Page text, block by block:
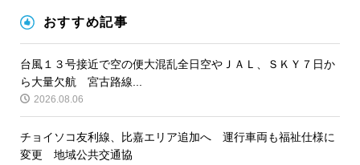
おすすめ記事
台風１３号接近で空の便大混乱全日空やＪＡＬ、ＳＫＹ７日か
ら大量欠航 宮古路線...
2026.08.06
チョイソコ友利線、比嘉エリア追加へ 運行車両も福祉仕様に
変更 地域公共交通協